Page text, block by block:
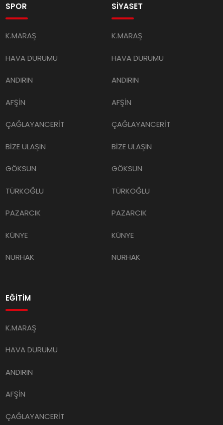
SPOR
K.MARAŞ
HAVA DURUMU
ANDIRIN
AFŞİN
ÇAĞLAYANCERİT
BİZE ULAŞIN
GÖKSUN
TÜRKOĞLU
PAZARCIK
KÜNYE
NURHAK
SİYASET
K.MARAŞ
HAVA DURUMU
ANDIRIN
AFŞİN
ÇAĞLAYANCERİT
BİZE ULAŞIN
GÖKSUN
TÜRKOĞLU
PAZARCIK
KÜNYE
NURHAK
EĞİTİM
K.MARAŞ
HAVA DURUMU
ANDIRIN
AFŞİN
ÇAĞLAYANCERİT